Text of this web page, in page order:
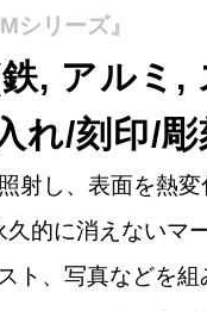
シリーズ』
, アルミ,
/刻印/彫
射し、表面を熱
的に消えないマ
ト、写真などを